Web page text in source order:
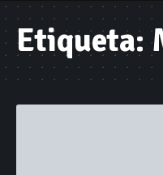
Etiqueta: